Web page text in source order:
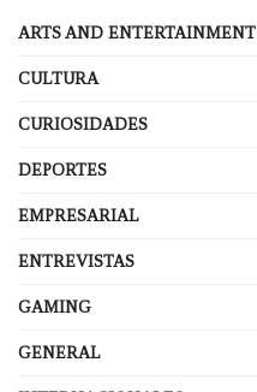
ARTS AND ENTERTAINMENT
CULTURA
CURIOSIDADES
DEPORTES
EMPRESARIAL
ENTREVISTAS
GAMING
GENERAL